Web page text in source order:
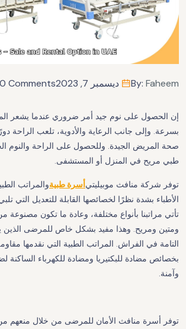
By: Faheem ديسمبر 7, 2023 0 Comments
إن الحصول على نوم جيد أمر ضروري عندما يشعر
بسرعة. وإلى جانب الرعاية والأدوية، تلعب الراحة
صحة المريض الجيدة. وللحصول على الراحة والنوم
طبي مريح في المنزل أو المستشفى.
توفر شركة منافث موبيليتيأسرة طبيةوالمراتب
الأطباء بشدة نظرًا لخصائصها القابلة للتعديل التي
تأتي مراتبنا بأنواع مختلفة، وعادة ما تكون مصنوعة
ومتين ومريح. وهذا مفيد بشكل خاص للمرضى الذين
التامة في الفراش. المراتب الطبية التي نقدمها
بخصائص مضادة للبكتيريا ومضادة للكهرباء الساكنة
وآمنة.
توفر أسرة منافث الأمان للمرضى من خلال منعهم من